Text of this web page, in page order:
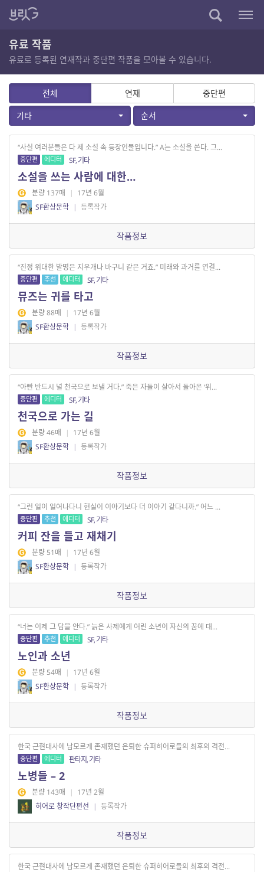
유료 작품
유료로 등록된 연재작과 중단편 작품을 모아볼 수 있습니다.
전체 연재
중단편
기타
순서
“사실 여러분들은 다 제 소설 속 등장인물입니다.” A는 소설을 쓴다. 그...
중단편 에디터 SF, 기타
소설을 쓰는 사람에 대한…
분량 137매 | 17년 6월
SF환상문학 | 등록작가
작품정보
“진정 위대한 발명은 지우개나 바구니 같은 거죠.” 미래와 과거를 연결...
중단편 추천 에디터 SF, 기타
뮤즈는 귀를 타고
분량 88매 | 17년 6월
SF환상문학 | 등록작가
작품정보
“아빤 반드시 널 천국으로 보낼 거다.” 죽은 자들이 살아서 돌아온 ‘위...
중단편 에디터 SF, 기타
천국으로 가는 길
분량 46매 | 17년 6월
SF환상문학 | 등록작가
작품정보
“그런 일이 일어나다니 현실이 이야기보다 더 이야기 같다니까.” 어느 ...
중단편 추천 에디터 SF, 기타
커피 잔을 들고 재채기
분량 51매 | 17년 6월
SF환상문학 | 등록작가
작품정보
“너는 이제 그 답을 안다.” 늙은 사제에게 어린 소년이 자신의 꿈에 대...
중단편 추천 에디터 SF, 기타
노인과 소년
분량 54매 | 17년 6월
SF환상문학 | 등록작가
작품정보
한국 근현대사에 남모르게 존재했던 은퇴한 슈퍼히어로들의 최후의 격전...
중단편 에디터 판타지, 기타
노병들 – 2
분량 143매 | 17년 2월
히어로 창작단편선
| 등록작가
작품정보
한국 근현대사에 남모르게 존재했던 은퇴한 슈퍼히어로들의 최후의 격전...